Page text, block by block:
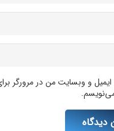
ایمیل و وبسایت من در مرورگر
دیدگاه